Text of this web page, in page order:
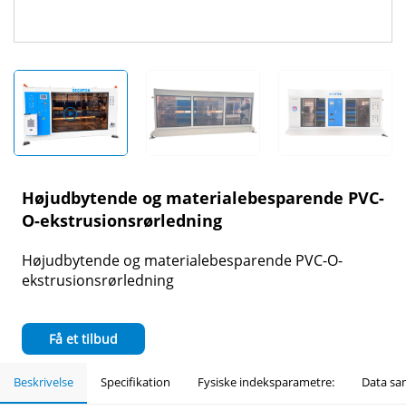
Højudbytende og materialebesparende PVC-
O-ekstrusionsrørledning
Højudbytende og materialebesparende PVC-O-
ekstrusionsrørledning
Få et tilbud
Beskrivelse Specifikation Fysiske indeksparametre: Data